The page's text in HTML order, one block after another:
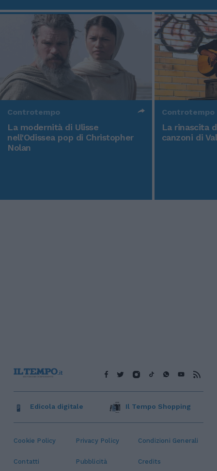
Controtempo
La modernità di Ulisse
nell'Odissea pop di Christopher
Nolan
Controtempo
La rinascita
canzoni di
Cookie Policy Privacy Policy Condizioni Generali
Contatti Pubblicità Credits
Edicola digitale Il Tempo Shopping